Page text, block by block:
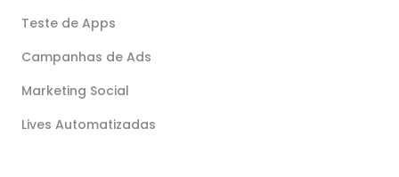
Teste de Apps
Campanhas de Ads
Marketing Social
Lives Automatizadas